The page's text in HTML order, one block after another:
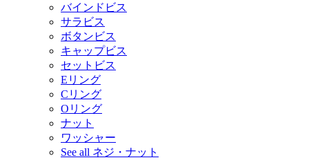
バインドビス
サラビス
ボタンビス
キャップビス
セットビス
Eリング
Cリング
Oリング
ナット
ワッシャー
See all ネジ・ナット